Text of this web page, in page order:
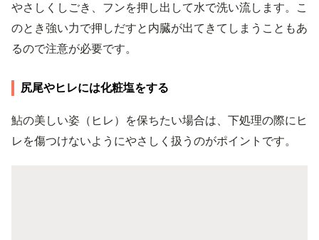
やさしくしごき、フンを押し出して水で洗い流します。こ
のとき強い力で押しだすと内臓が出てきてしまうこともあ
るので注意が必要です。
尻尾やヒレには化粧塩をする
鮎の美しい姿（ヒレ）を保ちたい場合は、下処理の際にヒ
レを傷つけないようにやさしく扱うのがポイントです。